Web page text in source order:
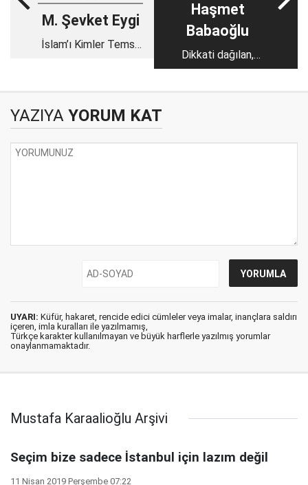
M. Şevket Eygi
İslam’ı Kimler Temsil
Haşmet
Babaoğlu
Dikkati dağılan,
dağılır... Bunu
YAZIYA YORUM KAT
UYARI: Küfür, hakaret, rencide edici cümleler veya imalar, inançlara saldırı
içeren, imla kuralları ile yazılmamış,
Türkçe karakter kullanılmayan ve büyük harflerle yazılmış yorumlar
onaylanmamaktadır.
Mustafa Karaalioğlu Arşivi
Seçim bize sadece İstanbul için lazım değil
11 Nisan 2019 Perşembe 07:22